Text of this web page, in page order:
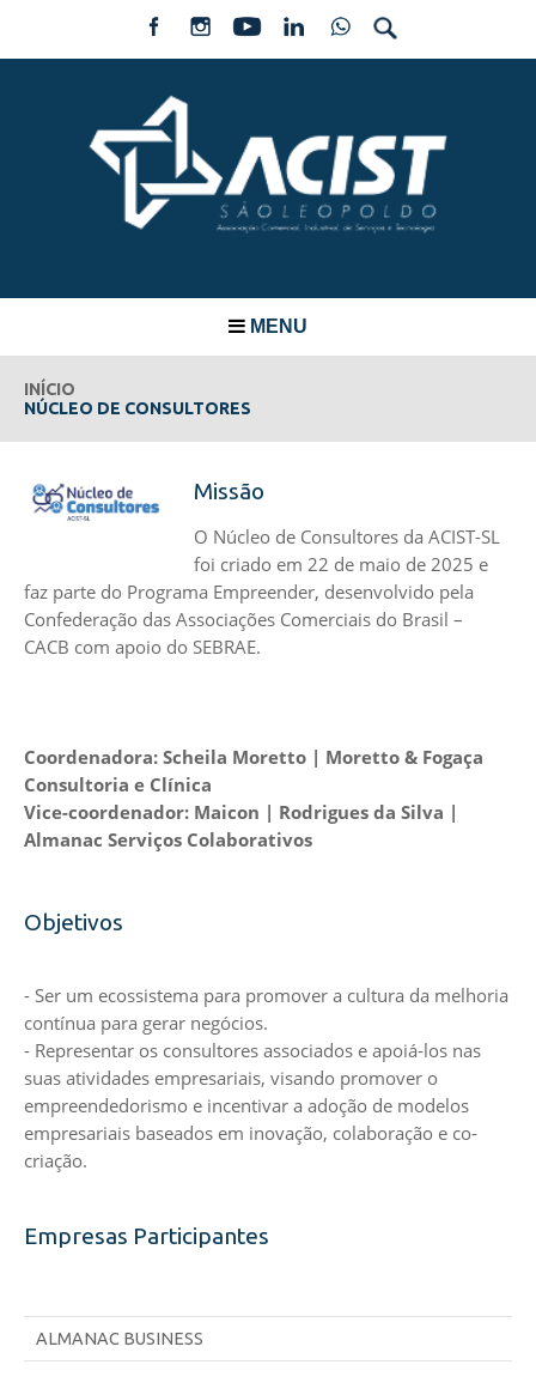
MENU
INÍCIO
NÚCLEO DE CONSULTORES
Missão
O Núcleo de Consultores da ACIST-SL
foi criado em 22 de maio de 2025 e
faz parte do Programa Empreender, desenvolvido pela
Confederação das Associações Comerciais do Brasil –
CACB com apoio do SEBRAE.
Coordenadora: Scheila Moretto | Moretto & Fogaça
Consultoria e Clínica
Vice-coordenador: Maicon | Rodrigues da Silva |
Almanac Serviços Colaborativos
Objetivos
- Ser um ecossistema para promover a cultura da melhoria
contínua para gerar negócios.
- Representar os consultores associados e apoiá-los nas
suas atividades empresariais, visando promover o
empreendedorismo e incentivar a adoção de modelos
empresariais baseados em inovação, colaboração e co-
criação.
Empresas Participantes
ALMANAC BUSINESS